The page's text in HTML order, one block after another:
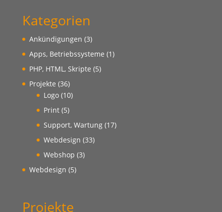
Kategorien
Ankündigungen (3)
Apps, Betriebssysteme (1)
PHP, HTML, Skripte (5)
Projekte (36)
Logo(10)
Print(5)
Support, Wartung(17)
Webdesign (33)
Webshop (3)
Webdesign (5)
Projekte